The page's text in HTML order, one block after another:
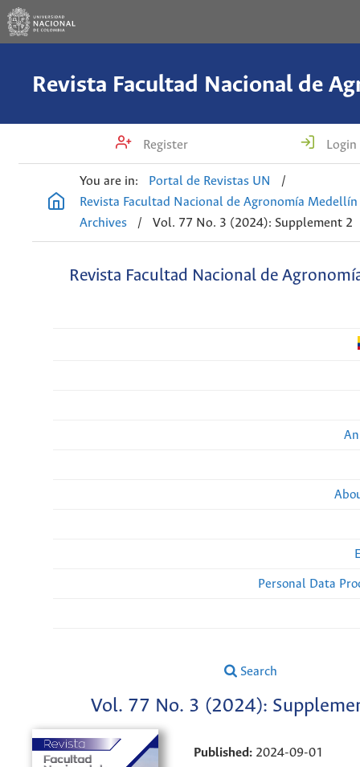
Register Login
You are in: Portal de Revistas UN
/
Revista Facultad Nacional de Agronomía Medellín
Archives
/ Vol. 77 No. 3 (2024): Supplement 2
Revista Facultad Nacional de
Personal Data
Search
Vol. 77 No. 3 (2024):
Published: 2024-09-01